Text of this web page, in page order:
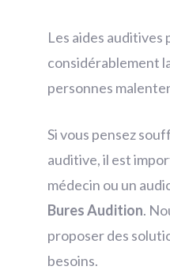
Les aides
considérablement
personnes
Si vous pensez
auditive, il est
médecin ou un
Bures Audition.
proposer des
besoins.